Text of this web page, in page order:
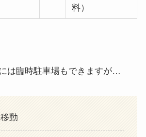
料）
は臨時駐車場もできますが…
動